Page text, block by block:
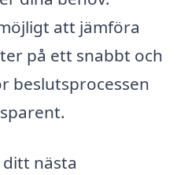
att jämföra
på ett snabbt och
beslutsprocessen
nästa